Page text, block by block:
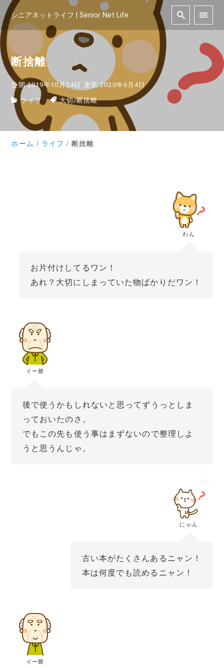
シニアネットライフ | Senior Net Life
断捨離
公開:2019年10月24日 更新:2020年6月4日
ライフ 大切/断捨離
ホーム ライフ 断捨離
わん
お片付けしてるワン！
あれ？大切にしまっていた物ばかりだワン！
イー爺
後で使うかもしれないと思ってずうっとしま
っておいたのさ。
でもこの先も使う事はまずないので整理しよ
うと思うんじゃ。
にゃん
古い本がたくさんあるニャン！
本は何度でも読めるニャン！
イー爺